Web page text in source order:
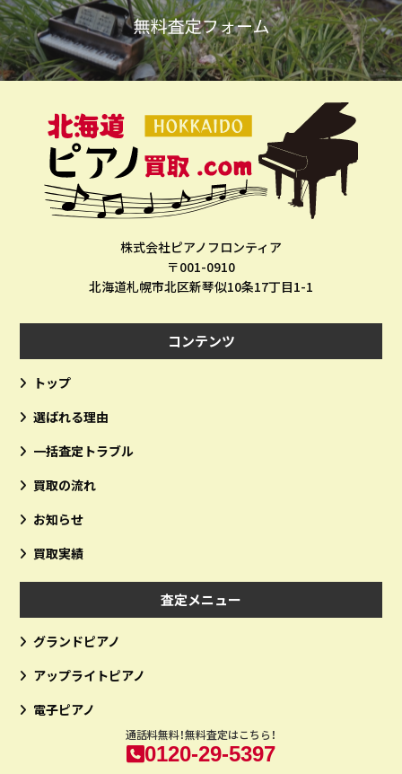
株式会社ピアノフロンティア
〒001-0910
北海道札幌市北区新琴似10条17丁目1-1
コンテンツ
トップ
選ばれる理由
一括査定トラブル
買取の流れ
お知らせ
買取実績
査定メニュー
グランドピアノ
アップライトピアノ
電子ピアノ
通話料無料！無料査定はこちら！
0120-29-5397